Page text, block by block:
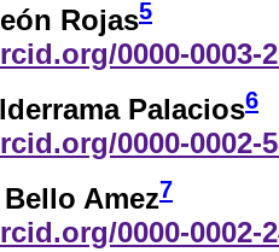
Rojas5
0000-0003-
Palacios6
0000-0002-
Amez7
0000-0002-